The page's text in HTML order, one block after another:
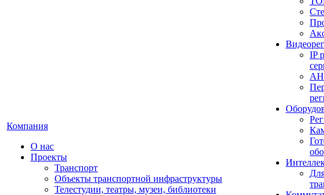
Компания
О нас
Проекты
Транспорт
Объекты транспортной инфраструктуры
Телестудии, театры, музеи, библиотеки
IP